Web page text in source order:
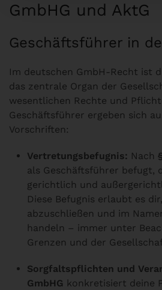
GmbHG und AktG
Geschäftsführer in
Im deutschen GmbH-Recht ist
das zentrale Organ der
wesentlichen Rechte und
Geschäftsführer ergeben sich
Vorschriften:
Vertretungsbefugnis: Nach
als Geschäftsführer befugt,
gerichtlich und
Diese Befugnis erlaubt es
abzuschließen und im
handeln – immer unter
Grenzen und der
Sorgfaltspflichten und
GmbHG konkretisiert deine